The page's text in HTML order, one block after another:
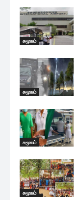
சமூகம்
சமூகம்
சமூகம்
சமூகம்